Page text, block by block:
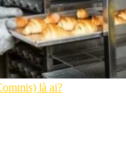
là ai?